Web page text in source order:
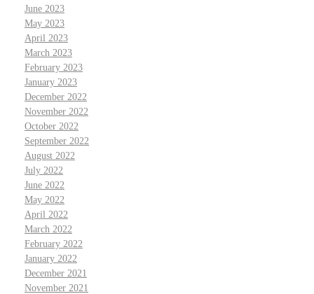
June 2023
May 2023
April 2023
March 2023
February 2023
January 2023
December 2022
November 2022
October 2022
September 2022
August 2022
July 2022
June 2022
May 2022
April 2022
March 2022
February 2022
January 2022
December 2021
November 2021